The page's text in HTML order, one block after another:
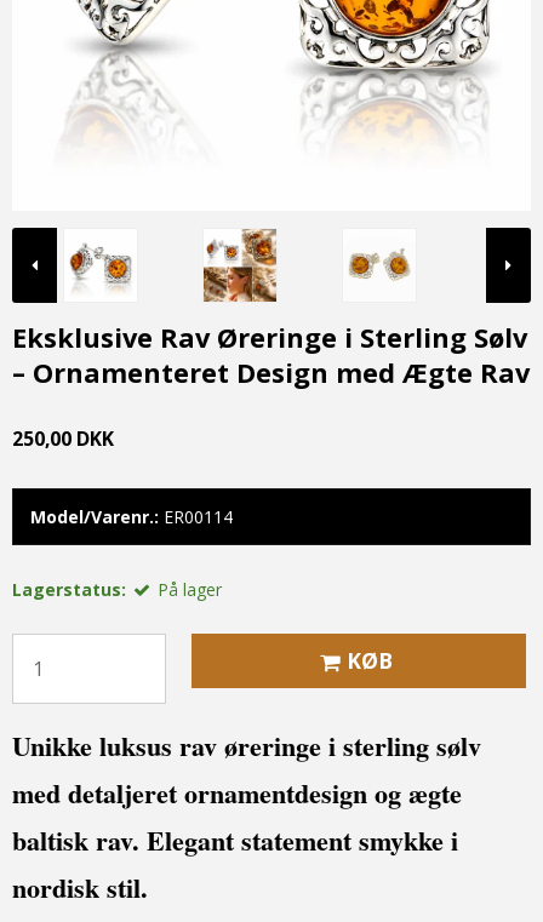
Eksklusive Rav Øreringe i Sterling Sølv
– Ornamenteret Design med Ægte Rav
250,00 DKK
Model/Varenr.: ER00114
Lagerstatus: På lager
KØB
Unikke luksus rav øreringe i sterling sølv
med detaljeret ornamentdesign og ægte
baltisk rav. Elegant statement smykke i
nordisk stil.